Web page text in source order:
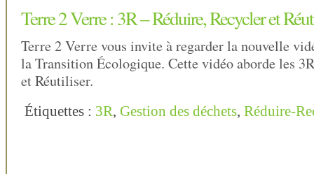
Terre 2 Verre : 3R – Réduire, Recycler et
Terre 2 Verre vous invite à regarder la nouvelle
la Transition Écologique. Cette vidéo aborde les
et Réutiliser.
Étiquettes : 3R, Gestion des déchets, Réduire-